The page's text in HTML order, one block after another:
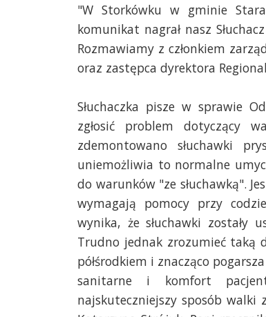
"W Storkówku w gminie
komunikat nagrał nasz
Rozmawiamy z członkiem
oraz zastępca dyrektora
Słuchaczka pisze w sprawie
zgłosić problem dotyczący
zdemontowano słuchawki
uniemożliwia to normalne
do warunków "ze słuchawką".
wymagają pomocy przy
wynika, że słuchawki zostały
Trudno jednak zrozumieć taką
półśrodkiem i znacząco
sanitarne i komfort
najskuteczniejszy sposób walki